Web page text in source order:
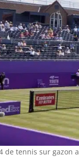
de tennis sur